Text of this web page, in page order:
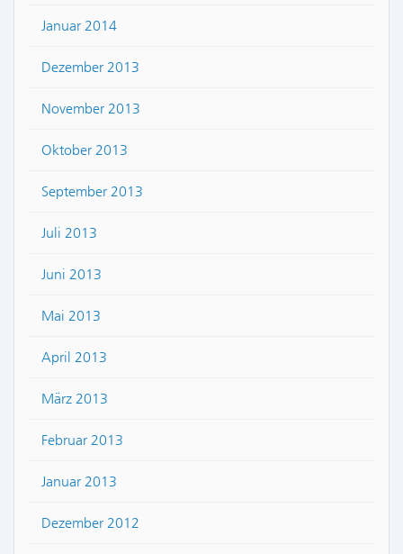
Januar 2014
Dezember 2013
November 2013
Oktober 2013
September 2013
Juli 2013
Juni 2013
Mai 2013
April 2013
März 2013
Februar 2013
Januar 2013
Dezember 2012